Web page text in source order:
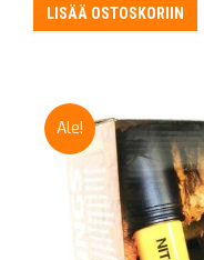
LISÄÄ OSTOSKORIIN
Ale!